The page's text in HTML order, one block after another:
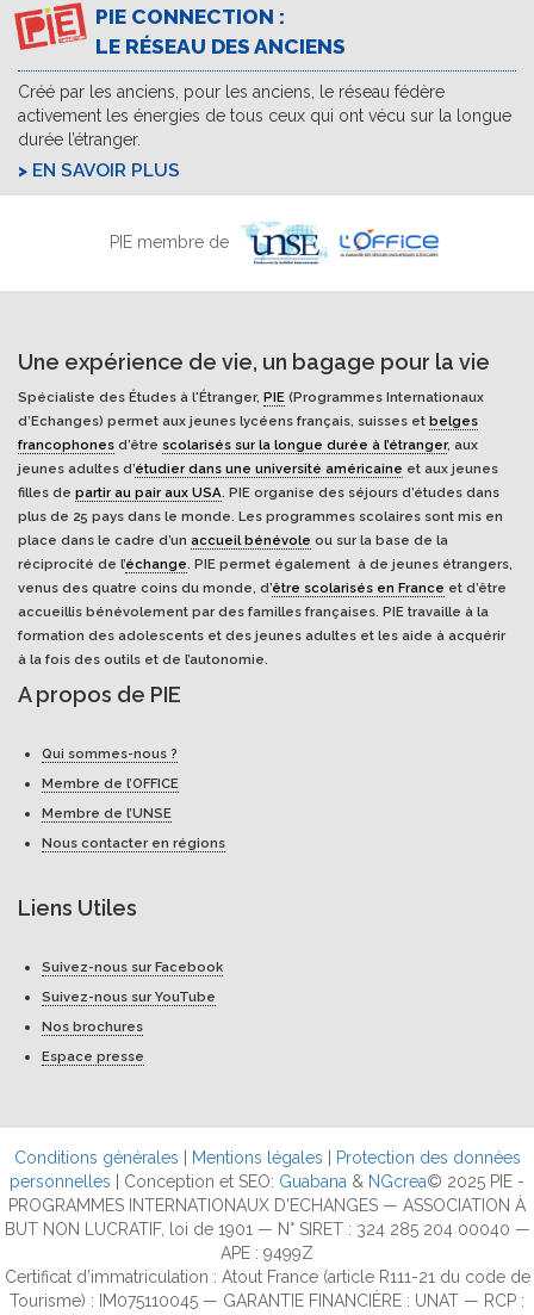
PIE CONNECTION :
LE RÉSEAU DES ANCIENS
Créé par les anciens, pour les anciens, le réseau fédère
activement les énergies de tous ceux qui ont vécu sur la longue
durée l’étranger.
EN SAVOIR PLUS
PIE membre de
Une expérience de vie, un bagage pour la vie
Spécialiste des Études à l'Étranger, PIE (Programmes Internationaux
d’Echanges) permet aux jeunes lycéens français, suisses et belges
francophones d’être scolarisés sur la longue durée à l’étranger, aux
jeunes adultes d’étudier dans une université américaine et aux jeunes
filles de partir au pair aux USA. PIE organise des séjours d’études dans
plus de 25 pays dans le monde. Les programmes scolaires sont mis en
place dans le cadre d’un accueil bénévole ou sur la base de la
réciprocité de l’échange. PIE permet également à de jeunes étrangers,
venus des quatre coins du monde, d’être scolarisés en France et d’être
accueillis bénévolement par des familles françaises. PIE travaille à la
formation des adolescents et des jeunes adultes et les aide à acquérir
à la fois des outils et de l’autonomie.
A propos de PIE
Qui sommes-nous ?
Membre de l’OFFICE
Membre de l’UNSE
Nous contacter en régions
Liens Utiles
Suivez-nous sur Facebook
Suivez-nous sur YouTube
Nos brochures
Espace presse
Conditions générales Mentions légales
Protection des données
personnelles | Conception et SEO: Guabana & NGcrea© 2025 PIE -
PROGRAMMES INTERNATIONAUX D'ECHANGES — ASSOCIATION À
BUT NON LUCRATIF, loi de 1901 — N° SIRET : 324 285 204 00040 —
APE : 9499Z
Certificat d’immatriculation : Atout France (article R111-21 du code de
Tourisme) : IM075110045 — GARANTIE FINANCIÈRE : UNAT — RCP :